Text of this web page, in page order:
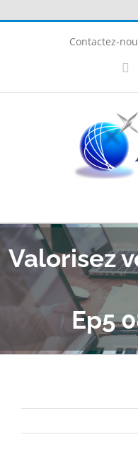
Contactez-
Valorisez
Ep5